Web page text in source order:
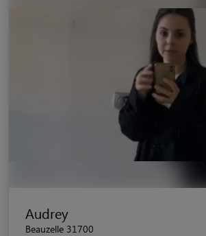
Audrey
Beauzelle 31700